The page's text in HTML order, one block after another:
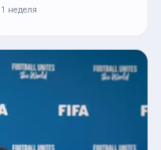
1 неделя